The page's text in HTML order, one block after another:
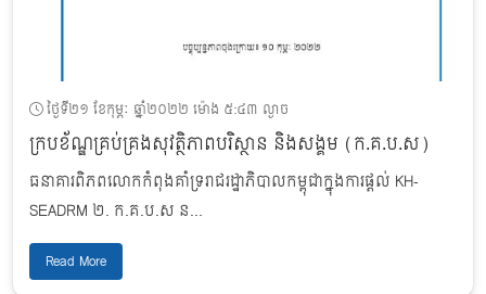
ថ្ងៃទី២១ ខែកុម្ភៈ ឆ្នាំ២០២២ ម៉ោង ៥:៤៣ ល្ងាច
ក្របខ័ណ្ឌគ្រប់គ្រងសុវត្ថិភាពបរិស្ថាន និងសង្គម (ក.គ.ប.ស)
ធនាគារពិភពលោកកំពុងគាំទ្ររាជរដ្ឋាភិបាលកម្ពុជាក្នុងការផ្តល់ KH-
SEADRM ២. ក.គ.ប.ស ន...
Read More